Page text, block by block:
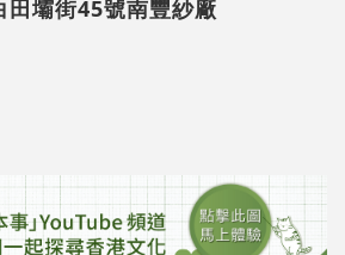
田壩街45號南豐紗廠